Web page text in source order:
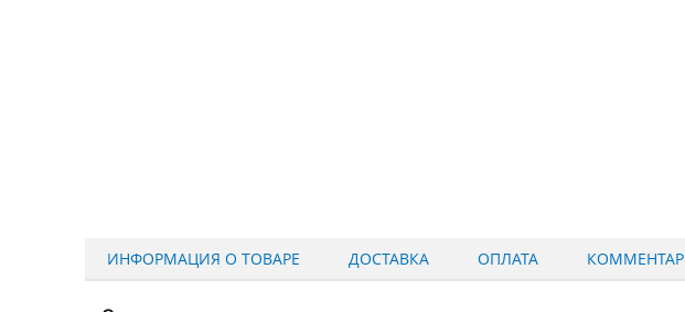
ИНФОРМАЦИЯ О ТОВАРЕ ДОСТАВКА ОПЛАТА